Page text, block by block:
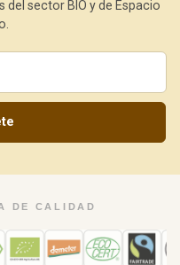
sector BIO y de Espacio
DE CALIDAD